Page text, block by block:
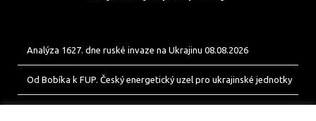
Analýza 1627. dne ruské invaze na Ukrajinu 08.08.2026
Od Bobíka k FUP. Český energetický uzel pro ukrajinské jednotky